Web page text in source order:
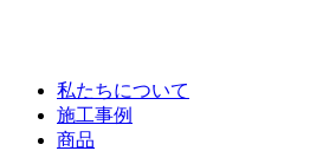
私たちについて
施工事例
商品